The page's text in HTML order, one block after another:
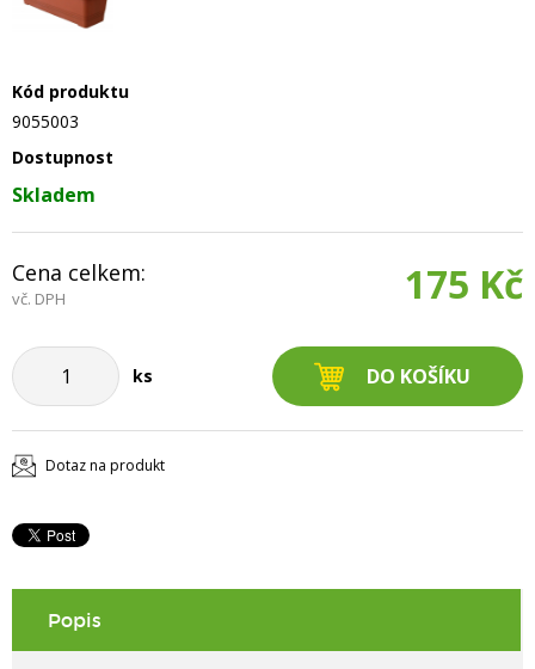
Kód produktu
9055003
Dostupnost
Skladem
Cena celkem:
vč. DPH 175 Kč
ks
Dotaz na produkt
Popis